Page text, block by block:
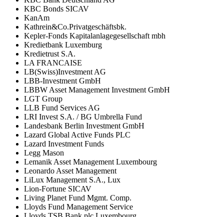
KBC Bonds SICAV
KanAm
Kathrein&Co.Privatgeschäftsbk.
Kepler-Fonds Kapitalanlagegesellschaft mbh
Kredietbank Luxemburg
Kredietrust S.A.
LA FRANCAISE
LB(Swiss)Investment AG
LBB-Investment GmbH
LBBW Asset Management Investment GmbH
LGT Group
LLB Fund Services AG
LRI Invest S.A. / BG Umbrella Fund
Landesbank Berlin Investment GmbH
Lazard Global Active Funds PLC
Lazard Investment Funds
Legg Mason
Lemanik Asset Management Luxembourg
Leonardo Asset Management
LiLux Management S.A., Lux
Lion-Fortune SICAV
Living Planet Fund Mgmt. Comp.
Lloyds Fund Management Service